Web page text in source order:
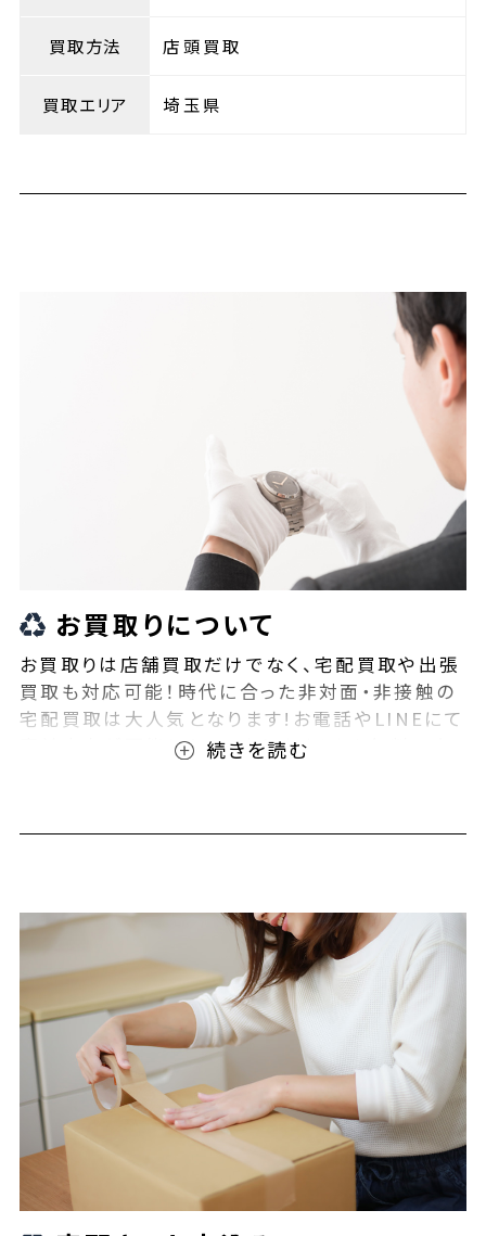
買取方法 店頭買取
買取エリア 埼玉県
お買取りについて
お買取りは店舗買取だけでなく、宅配買取や出張
買取も対応可能！時代に合った非対面・非接触の
宅配買取は大人気となります!お電話やLINEにて
事前査定が可能となっております！また無料の宅